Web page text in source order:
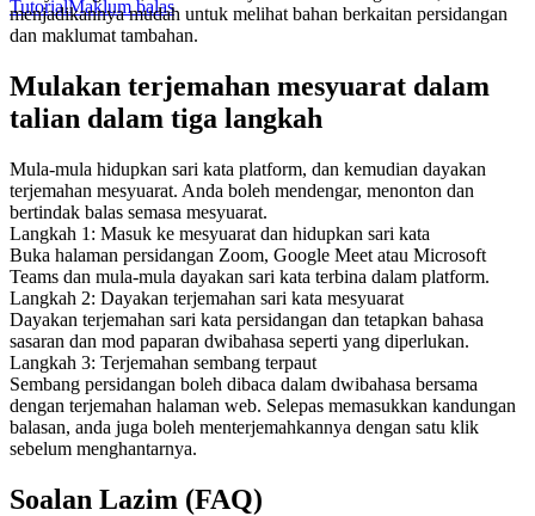
TutorialMaklum balas
menjadikannya mudah untuk melihat bahan berkaitan persidangan
dan maklumat tambahan.
Mulakan terjemahan mesyuarat dalam
talian dalam tiga langkah
Mula-mula hidupkan sari kata platform, dan kemudian dayakan
terjemahan mesyuarat. Anda boleh mendengar, menonton dan
bertindak balas semasa mesyuarat.
Langkah 1: Masuk ke mesyuarat dan hidupkan sari kata
Buka halaman persidangan Zoom, Google Meet atau Microsoft
Teams dan mula-mula dayakan sari kata terbina dalam platform.
Langkah 2: Dayakan terjemahan sari kata mesyuarat
Dayakan terjemahan sari kata persidangan dan tetapkan bahasa
sasaran dan mod paparan dwibahasa seperti yang diperlukan.
Langkah 3: Terjemahan sembang terpaut
Sembang persidangan boleh dibaca dalam dwibahasa bersama
dengan terjemahan halaman web. Selepas memasukkan kandungan
balasan, anda juga boleh menterjemahkannya dengan satu klik
sebelum menghantarnya.
Soalan Lazim (FAQ)